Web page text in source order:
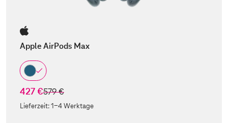
Apple AirPods Max
427 €statt
579 €
Lieferzeit:1-4 Werktage